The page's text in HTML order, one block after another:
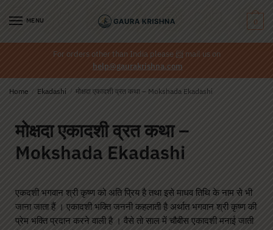
MENU 0
For orders other than India please 📨 mail us on
help@gaurakrishna.com
Home Ekadashi मोक्षदा एकादशी व्रत कथा – Mokshada Ekadashi
मोक्षदा एकादशी व्रत कथा –
Mokshada Ekadashi
एकदशी भगवान श्री कृष्ण को अति प्रिय है तथा इसे माधव तिथि के नाम से भी
जाना जाता हैं । एकादशी भक्ति जननी कहलाती है अर्थात भगवान श्री कृष्ण की
प्रेम भक्ति प्रदान करने वाली है । वैसे तो साल में चौबीस एकादशी मनाई जाती